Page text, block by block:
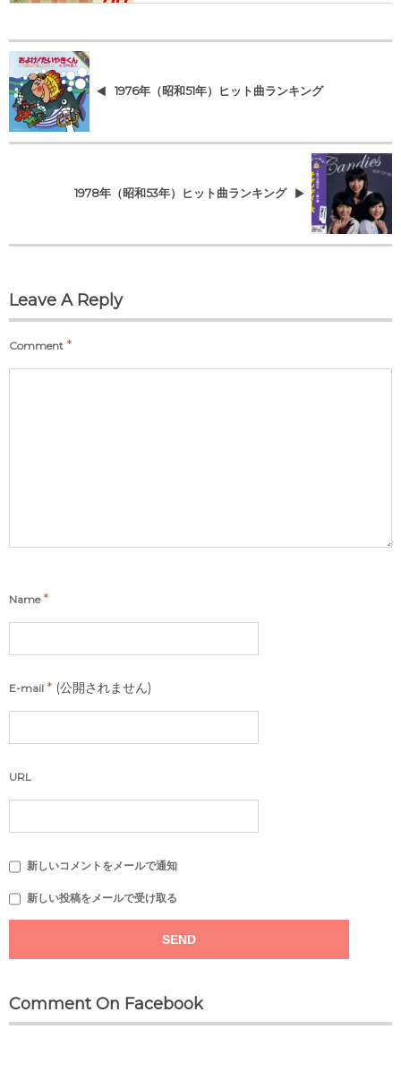
1976年（昭和51年）ヒット曲ランキング
1978年（昭和53年）ヒット曲ランキング
Leave A Reply
Comment *
Name *
E-mail * (公開されません)
URL
新しいコメントをメールで通知
新しい投稿をメールで受け取る
Comment On Facebook